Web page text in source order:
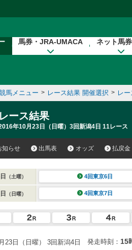
馬券・JRA-UMACA ネット馬
馬メニュー > レース結果 開催選択 > レ
レース結果
年10月23日（日曜）3回新潟4日 11レース
知らせ 出馬表 オッズ 払戻金
（土曜） 4回東京6日
（日曜） 4回東京7日
23日（日曜） 3回新潟4日 発走時刻： 15